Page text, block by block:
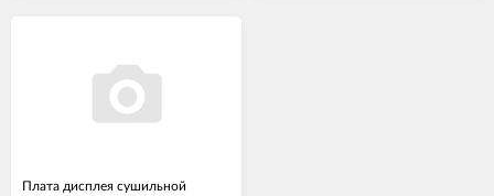
Плата дисплея сушильной